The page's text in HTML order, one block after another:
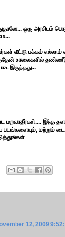
ஒரு
வீட்டு பக்கம் எல்லாம்
சாலைகளில் தண்ணீர்
இருந்தது...
மறவாதீர்கள்.... இந்த
மற்றும்
12, 2009